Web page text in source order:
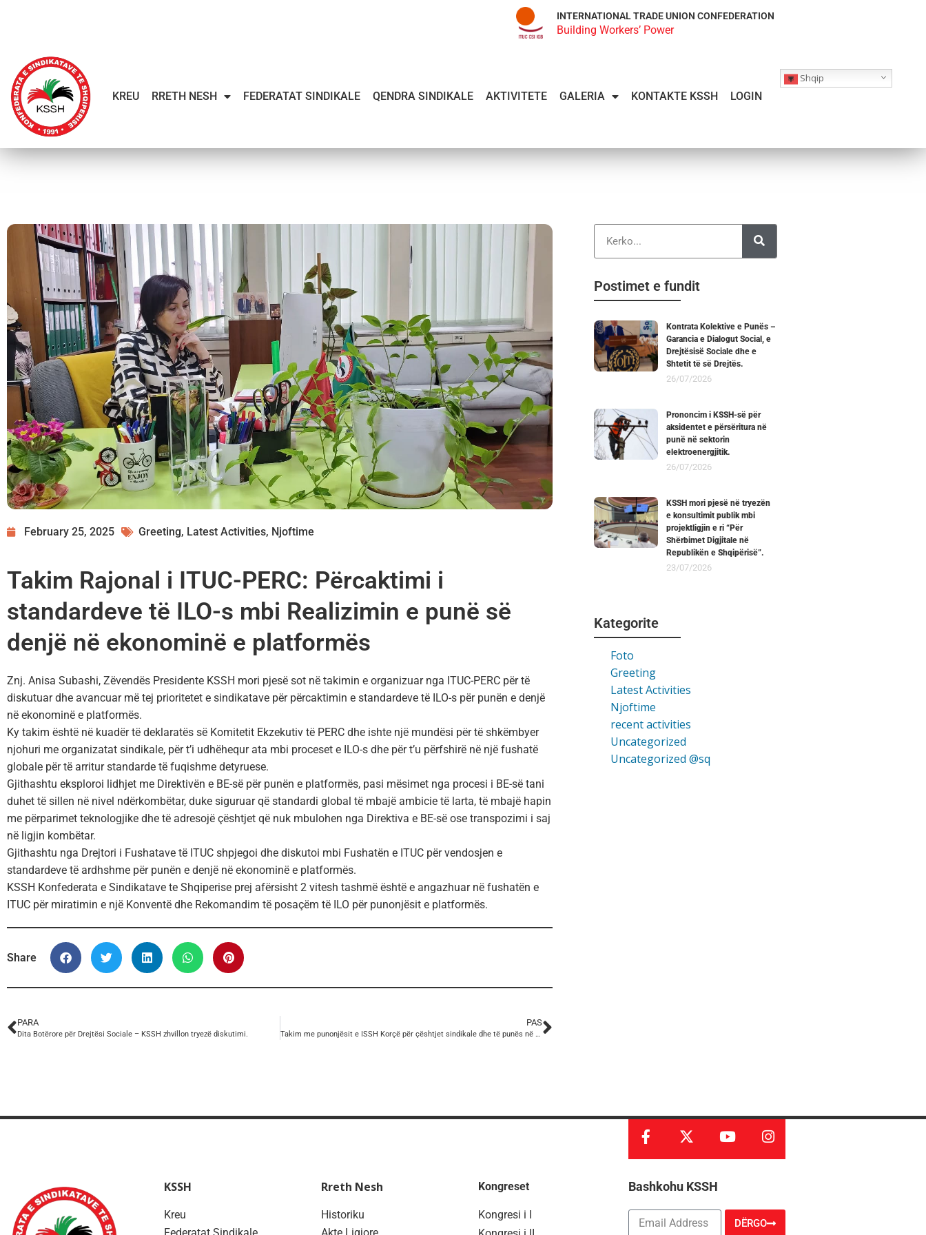
INTERNATIONAL TRADE UNION CONFEDERATION
Building Workers’ Power
KREU RRETH NESH FEDERATAT SINDIKALE QENDRA SINDIKALE AKTIVITETE GALERIA KONTAKTE KSSH LOGIN
Shqip
February 25, 2025 Greeting, Latest Activities, Njoftime
Takim Rajonal i ITUC-PERC: Përcaktimi i
standardeve të ILO-s mbi Realizimin e punë së
denjë në ekonominë e platformës
Znj. Anisa Subashi, Zëvendës Presidente KSSH mori pjesë sot në takimin e organizuar nga ITUC-PERC për të
diskutuar dhe avancuar më tej prioritetet e sindikatave për përcaktimin e standardeve të ILO-s për punën e denjë
në ekonominë e platformës.
Ky takim është në kuadër të deklaratës së Komitetit Ekzekutiv të PERC dhe ishte një mundësi për të shkëmbyer
njohuri me organizatat sindikale, për t’i udhëhequr ata mbi proceset e ILO-s dhe për t’u përfshirë në një fushatë
globale për të arritur standarde të fuqishme detyruese.
Gjithashtu eksploroi lidhjet me Direktivën e BE-së për punën e platformës, pasi mësimet nga procesi i BE-së tani
duhet të sillen në nivel ndërkombëtar, duke siguruar që standardi global të mbajë ambicie të larta, të mbajë hapin
me përparimet teknologjike dhe të adresojë çështjet që nuk mbulohen nga Direktiva e BE-së ose transpozimi i saj
në ligjin kombëtar.
Gjithashtu nga Drejtori i Fushatave të ITUC shpjegoi dhe diskutoi mbi Fushatën e ITUC për vendosjen e
standardeve të ardhshme për punën e denjë në ekonominë e platformës.
KSSH Konfederata e Sindikatave te Shqiperise prej afërsisht 2 vitesh tashmë është e angazhuar në fushatën e
ITUC për miratimin e një Konventë dhe Rekomandim të posaçëm të ILO për punonjësit e platformës.
Share
PARA
Dita Botërore për Drejtësi Sociale – KSSH zhvillon tryezë diskutimi.
PAS
Takim me punonjësit e ISSH Korçë për çështjet sindikale dhe të punës në këtë institucion
Postimet e fundit
Kontrata Kolektive e Punës –
Garancia e Dialogut Social, e
Drejtësisë Sociale dhe e
Shtetit të së Drejtës.
26/07/2026
Prononcim i KSSH-së për
aksidentet e përsëritura në
punë në sektorin
elektroenergjitik.
26/07/2026
KSSH mori pjesë në tryezën
e konsultimit publik mbi
projektligjin e ri “Për
Shërbimet Digjitale në
Republikën e Shqipërisë”.
23/07/2026
Kategorite
Foto
Greeting
Latest Activities
Njoftime
recent activities
Uncategorized
Uncategorized @sq
KSSH
Kreu
Rreth Nesh
Historiku
Kongreset
Kongresi i I
Bashkohu KSSH
DËRGO